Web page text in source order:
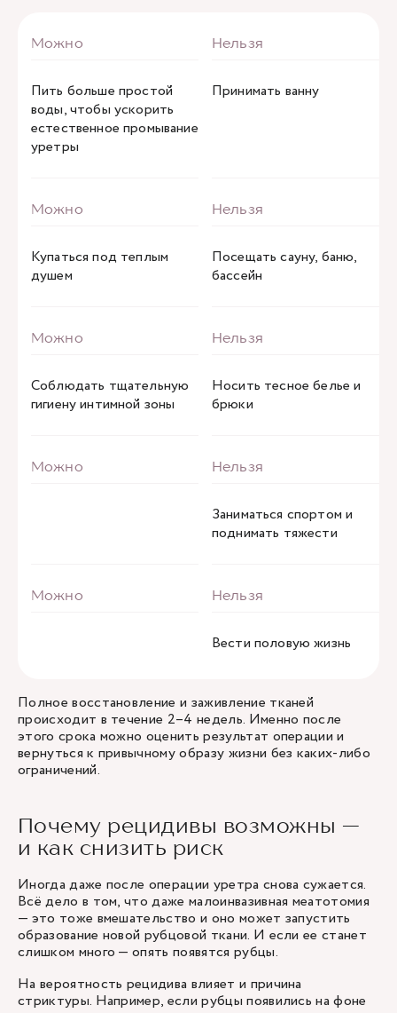
Пить больше простой
воды, чтобы ускорить
естественное промывание
уретры
Принимать ванну
Купаться под теплым
душем
Посещать сауну, баню,
бассейн
Соблюдать тщательную
гигиену интимной зоны
Носить тесное белье и
брюки
Заниматься спортом и
поднимать тяжести
Вести половую жизнь
Полное восстановление и заживление тканей
происходит в течение 2–4 недель. Именно после
этого срока можно оценить результат операции и
вернуться к привычному образу жизни без каких-либо
ограничений.
Почему рецидивы возможны —
и как снизить риск
Иногда даже после операции уретра снова сужается.
Всё дело в том, что даже малоинвазивная меатотомия
— это тоже вмешательство и оно может запустить
образование новой рубцовой ткани. И если ее станет
слишком много — опять появятся рубцы.
На вероятность рецидива влияет и причина
стриктуры. Например, если рубцы появились на фоне